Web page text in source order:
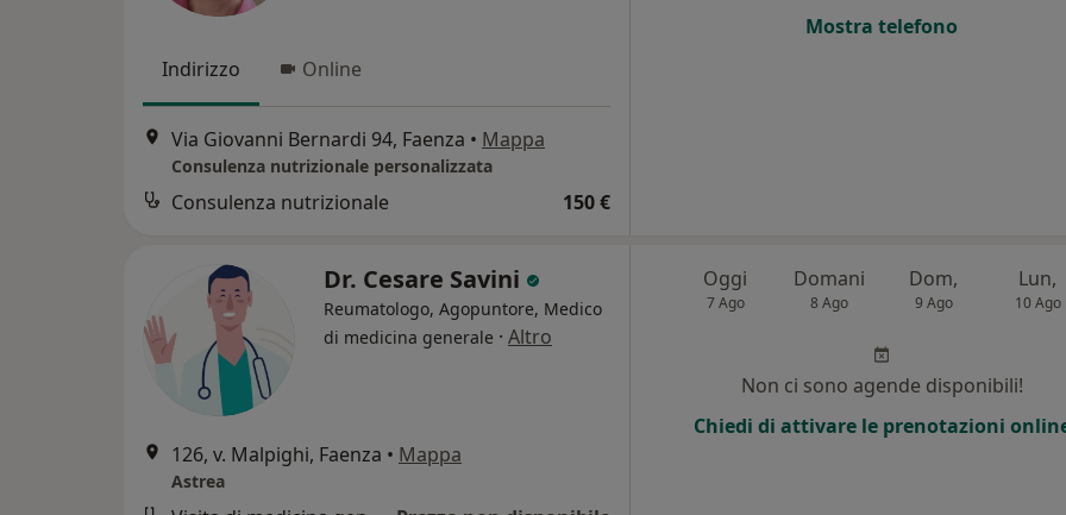
Indirizzo Online
Via Giovanni Bernardi 94, Faenza • Mappa
Consulenza nutrizionale personalizzata
Consulenza nutrizionale 150 €
Mostra telefono
Dr. Cesare Savini
Reumatologo, Agopuntore, Medico
di medicina generale · Altro
126, v. Malpighi, Faenza • Mappa
Astrea
Oggi
7 Ago
Domani
8 Ago
Dom,
9 Ago
Lun,
10 Ago
Non ci sono agende disponibili!
Chiedi di attivare le prenotazioni